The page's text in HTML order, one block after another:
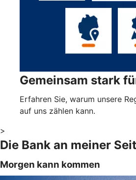
Gemeinsam stark
Erfahren Sie, warum unsere
auf uns zählen kann.
>
Die Bank an meiner
Morgen kann kommen